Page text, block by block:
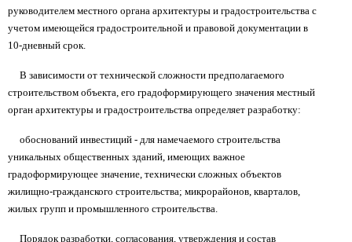
руководителем местного органа архитектуры и градостроительства с
учетом имеющейся градостроительной и правовой документации в
10-дневный срок.
В зависимости от технической сложности предполагаемого
строительством объекта, его градоформирующего значения местный
орган архитектуры и градостроительства определяет разработку:
обоснований инвестиций - для намечаемого строительства
уникальных общественных зданий, имеющих важное
градоформирующее значение, технически сложных объектов
жилищно-гражданского строительства; микрорайонов, кварталов,
жилых групп и промышленного строительства.
Порядок разработки, согласования, утверждения и состав